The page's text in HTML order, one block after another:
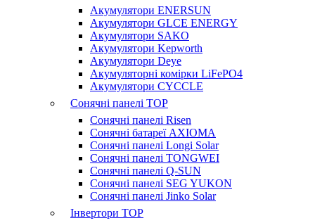
Акумулятори ENERSUN
Акумулятори GLCE ENERGY
Акумулятори SAKO
Акумулятори Kepworth
Акумулятори Deye
Акумуляторні комірки LiFePO4
Акумулятори CYCCLE
Сонячні панелі TOP
Сонячні панелі Risen
Сонячні батареї AXIOMA
Сонячні панелі Longi Solar
Сонячні панелі TONGWEI
Сонячні панелі Q-SUN
Сонячні панелі SEG YUKON
Сонячні панелі Jinko Solar
Інвертори TOP